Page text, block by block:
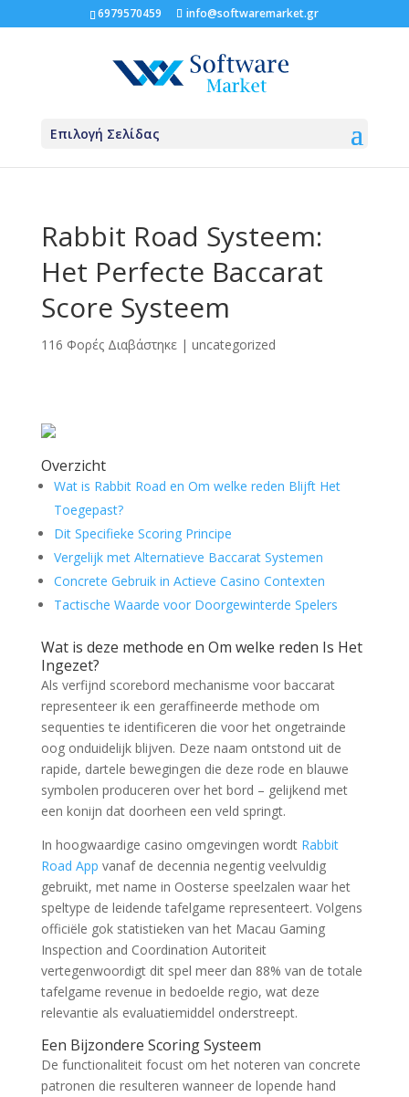
6979570459 info@softwaremarket.gr
Επιλογή Σελίδας
Rabbit Road Systeem:
Het Perfecte Baccarat
Score Systeem
116 Φορές Διαβάστηκε| uncategorized
Overzicht
Wat is Rabbit Road en Om welke reden Blijft Het
Toegepast?
Dit Specifieke Scoring Principe
Vergelijk met Alternatieve Baccarat Systemen
Concrete Gebruik in Actieve Casino Contexten
Tactische Waarde voor Doorgewinterde Spelers
Wat is deze methode en Om welke reden Is Het
Ingezet?
Als verfijnd scorebord mechanisme voor baccarat
representeer ik een geraffineerde methode om
sequenties te identificeren die voor het ongetrainde
oog onduidelijk blijven. Deze naam ontstond uit de
rapide, dartele bewegingen die deze rode en blauwe
symbolen produceren over het bord – gelijkend met
een konijn dat doorheen een veld springt.
In hoogwaardige casino omgevingen wordt Rabbit
Road App vanaf de decennia negentig veelvuldig
gebruikt, met name in Oosterse speelzalen waar het
speltype de leidende tafelgame representeert. Volgens
officiële gok statistieken van het Macau Gaming
Inspection and Coordination Autoriteit
vertegenwoordigt dit spel meer dan 88% van de totale
tafelgame revenue in bedoelde regio, wat deze
relevantie als evaluatiemiddel onderstreept.
Een Bijzondere Scoring Systeem
De functionaliteit focust om het noteren van concrete
patronen die resulteren wanneer de lopende hand